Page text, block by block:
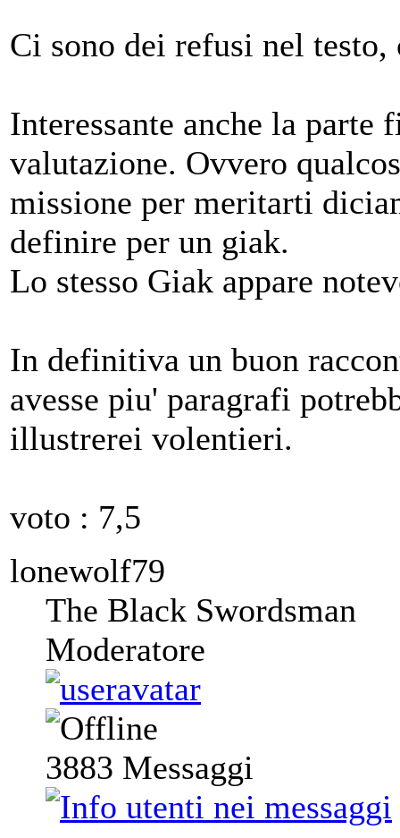
Ci sono dei refusi nel
Interessante anche la parte
valutazione. Ovvero
missione per meritarti
definire per un giak.
Lo stesso Giak appare
In definitiva un buon
avesse piu' paragrafi
illustrerei volentieri.
voto : 7,5
lonewolf79
The Black Swordsman
Moderatore
3883 Messaggi